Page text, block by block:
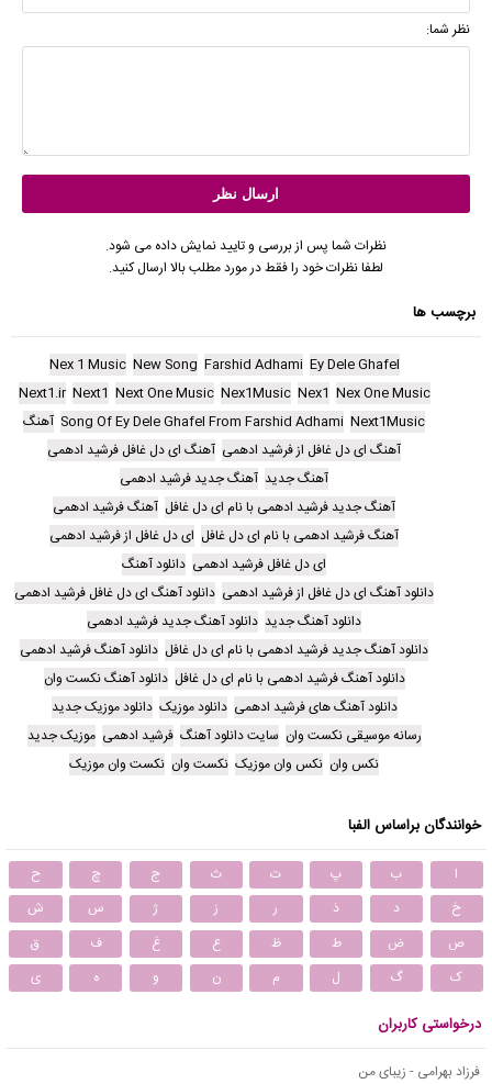
نظر شما:
نظرات شما پس از بررسی و تایید نمایش داده می شود.
لطفا نظرات خود را فقط در مورد مطلب بالا ارسال کنید.
برچسب ها
Ey Dele Ghafel
Farshid Adhami
New Song
Nex 1 Music
Nex One Music
Nex1
Nex1Music
Next One Music
Next1
Next1.ir
Next1Music
Song Of Ey Dele Ghafel From Farshid Adhami آهنگ
آهنگ ای دل غافل از فرشید ادهمی آهنگ ای دل غافل فرشید ادهمی
آهنگ جدید آهنگ جدید فرشید ادهمی
آهنگ جدید فرشید ادهمی با نام ای دل غافل آهنگ فرشید ادهمی
آهنگ فرشید ادهمی با نام ای دل غافل ای دل غافل از فرشید ادهمی
ای دل غافل فرشید ادهمی دانلود آهنگ
دانلود آهنگ ای دل غافل از فرشید ادهمی دانلود آهنگ ای دل غافل فرشید ادهمی
دانلود آهنگ جدید دانلود آهنگ جدید فرشید ادهمی
دانلود آهنگ جدید فرشید ادهمی با نام ای دل غافل دانلود آهنگ فرشید ادهمی
دانلود آهنگ فرشید ادهمی با نام ای دل غافل دانلود آهنگ نکست وان
دانلود آهنگ های فرشید ادهمی دانلود موزیک دانلود موزیک جدید
رسانه موسیقی نکست وان سایت دانلود آهنگ فرشید ادهمی موزیک جدید
نکس وان نکس وان موزیک نکست وان نکست وان موزیک
خوانندگان براساس الفبا
ا ب پ ت ث ج چ
ح
خ
د ذ ر ز ژ س
ش
ص
ض ط ظ ع غ ف
ق
ک
گ ل م ن و ه ی
درخواستی کاربران
فرزاد بهرامی - زیبای من